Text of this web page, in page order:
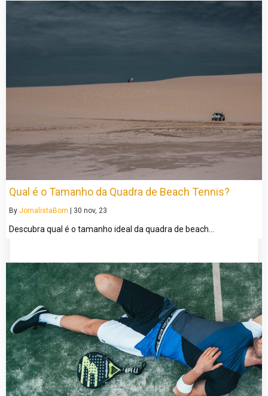
Qual é o Tamanho da Quadra de Beach Tennis?
By JornalistaBom | 30 nov, 23
Descubra qual é o tamanho ideal da quadra de beach…